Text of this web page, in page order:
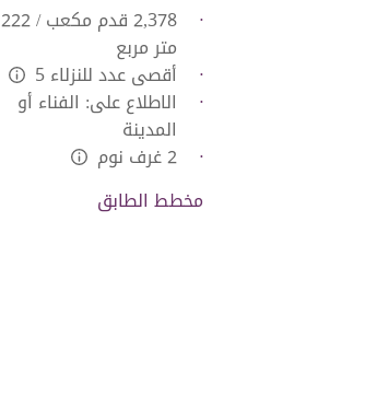
2,378 قدم مكعب / 222
متر مربع
أقصى عدد للنزلاء 5
الاطلاع على: الفناء أو
المدينة
2 غرف نوم
مخطط الطابق